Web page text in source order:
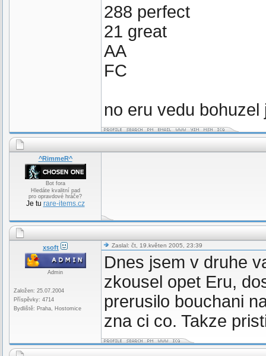
288 perfect
21 great
AA
FC
no eru vedu
^RimmeR^
Bot fora
Hledáte kvalitní pad
pro opravdové hráče?
Je tu rare-items.cz
xsoft
Admin
Založen: 25.07.2004
Příspěvky: 4714
Bydliště: Praha, Hostomice
Zaslal: čt, 19.květen 2005, 23:39
Dnes jsem v druhe
zkousel opet Eru,
prerusilo bouchani
zna ci co. Takze